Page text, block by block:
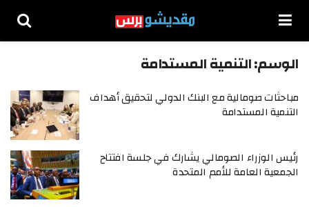
الوسم:التنمية المستدامة
مباحثات صومالية مع البنك الدولي لتحقيق أهداف
التنمية المستدامة
رئيس الوزراء الصومالي يشارك في جلسة افتتاح
الجمعية العامة للأمم المتحدة